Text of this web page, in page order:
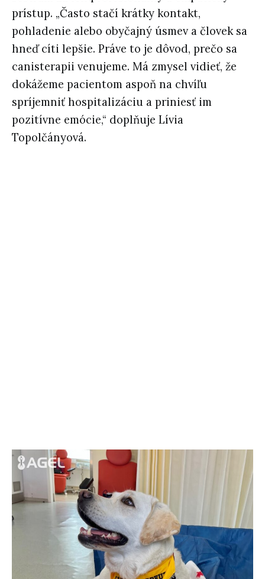
prístup. „Často stačí krátky kontakt,
pohladenie alebo obyčajný úsmev a človek sa
hneď cíti lepšie. Práve to je dôvod, prečo sa
canisterapii venujeme. Má zmysel vidieť, že
dokážeme pacientom aspoň na chvíľu
spríjemniť hospitalizáciu a priniesť im
pozitívne emócie,“ doplňuje Lívia
Topolčányová.